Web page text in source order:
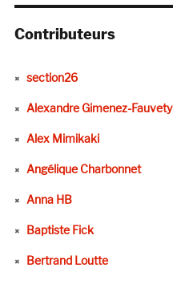
Contributeurs
section26
Alexandre Gimenez-Fauvety
Alex Mimikaki
Angélique Charbonnet
Anna HB
Baptiste Fick
Bertrand Loutte